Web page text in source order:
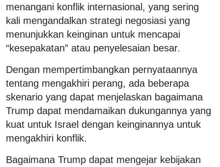
menangani konflik internasional, yang sering
kali mengandalkan strategi negosiasi yang
menunjukkan keinginan untuk mencapai
“kesepakatan” atau penyelesaian besar.
Dengan mempertimbangkan pernyataannya
tentang mengakhiri perang, ada beberapa
skenario yang dapat menjelaskan bagaimana
Trump dapat mendamaikan dukungannya yang
kuat untuk Israel dengan keinginannya untuk
mengakhiri konflik.
Bagaimana Trump dapat mengejar kebijakan